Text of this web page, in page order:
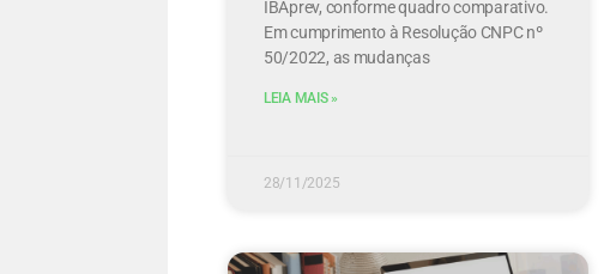
IBAprev, conforme quadro comparativo.
Em cumprimento à Resolução CNPC nº
50/2022, as mudanças
LEIA MAIS »
28/11/2025